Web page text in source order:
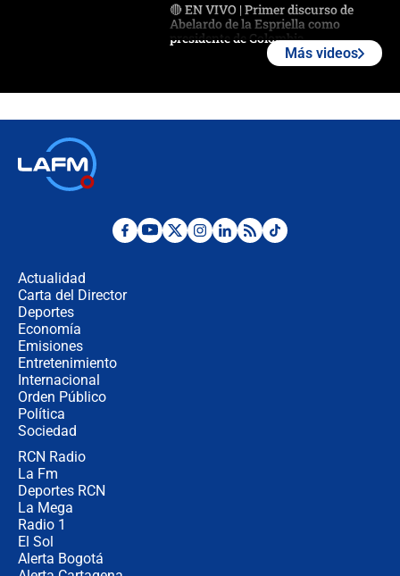
🔴 EN VIVO | Primer discurso de
Abelardo de la Espriella como
presidente de Colombia
Desde dermatitis hasta infecciones:
Más videos
Actualidad
Carta del Director
Deportes
Economía
Emisiones
Entretenimiento
Internacional
Orden Público
Política
Sociedad
RCN Radio
La Fm
Deportes RCN
La Mega
Radio 1
El Sol
Alerta Bogotá